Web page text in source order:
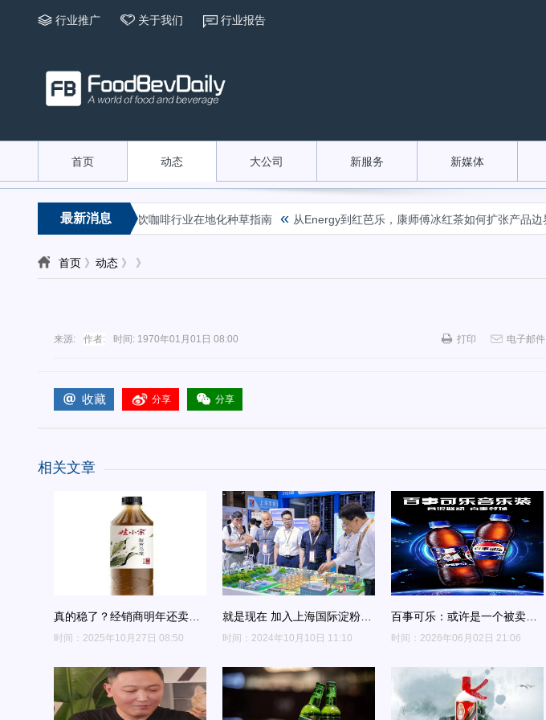
行业推广 关于我们 行业报告
首页 动态 大公司 新服务 新媒体
最新消息
趣经营丨2026小红书茶饮咖啡行业在地化种草指南 « 从Energy到红芭乐，康师傅冰红茶如何扩张产品边界
首页 》 动态 》 》
来源: 作者: 时间: 1970年01月01日 08:00 打印 电子邮件
收藏 分享 分享
相关文章
真的稳了？经销商明年还卖娃
哈哈！
时间：2025年10月27日 08:50
就是现在 加入上海国际淀粉
展，解锁海量订单，驱动企业
时间：2024年10月10日 11:10
百事可乐：或许是一个被卖可
乐耽误的音乐厂牌
时间：2026年06月02日 21:06